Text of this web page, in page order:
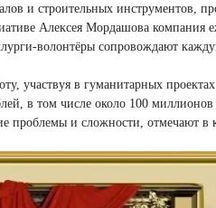
и строительных инструментов,
Алексея Мордашова компания
волонтёры сопровождают
участвуя в гуманитарных
в том числе около 100
проблемы и сложности, отмечают в